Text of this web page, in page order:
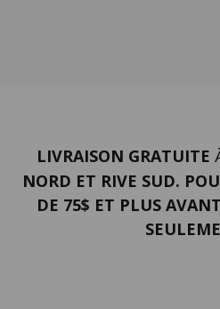
LIVRAISON GRATUITE
NORD ET RIVE SUD.
DE 75$ ET PLUS